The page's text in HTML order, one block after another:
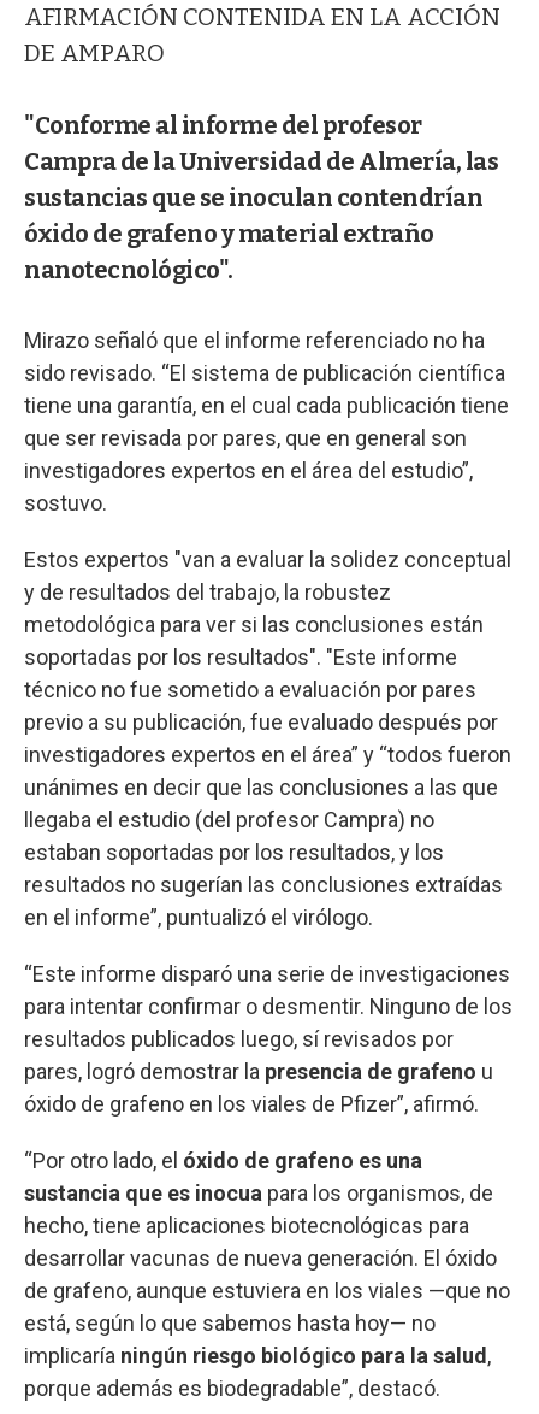
AFIRMACIÓN CONTENIDA EN LA ACCIÓN
DE AMPARO
"Conforme al informe del profesor
Campra de la Universidad de Almería, las
sustancias que se inoculan contendrían
óxido de grafeno y material extraño
nanotecnológico".
Mirazo señaló que el informe referenciado no ha
sido revisado. “El sistema de publicación científica
tiene una garantía, en el cual cada publicación tiene
que ser revisada por pares, que en general son
investigadores expertos en el área del estudio”,
sostuvo.
Estos expertos "van a evaluar la solidez conceptual
y de resultados del trabajo, la robustez
metodológica para ver si las conclusiones están
soportadas por los resultados". "Este informe
técnico no fue sometido a evaluación por pares
previo a su publicación, fue evaluado después por
investigadores expertos en el área” y “todos fueron
unánimes en decir que las conclusiones a las que
llegaba el estudio (del profesor Campra) no
estaban soportadas por los resultados, y los
resultados no sugerían las conclusiones extraídas
en el informe”, puntualizó el virólogo.
“Este informe disparó una serie de investigaciones
para intentar confirmar o desmentir. Ninguno de los
resultados publicados luego, sí revisados por
pares, logró demostrar la presencia de grafeno u
óxido de grafeno en los viales de Pfizer”, afirmó.
“Por otro lado, el óxido de grafeno es una
sustancia que es inocua para los organismos, de
hecho, tiene aplicaciones biotecnológicas para
desarrollar vacunas de nueva generación. El óxido
de grafeno, aunque estuviera en los viales —que no
está, según lo que sabemos hasta hoy— no
implicaría ningún riesgo biológico para la salud ,
porque además es biodegradable”, destacó.